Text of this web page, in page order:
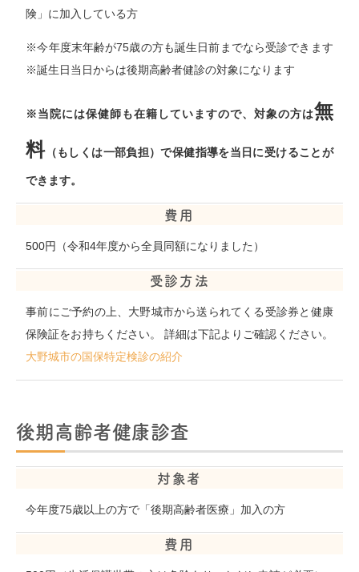
険」に加入している方
※今年度末年齢が75歳の方も誕生日前までなら受診できます
※誕生日当日からは後期高齢者健診の対象になります
※当院には保健師も在籍していますので、対象の方は無
料（もしくは一部負担）で保健指導を当日に受けることが
できます。
費用
500円（令和4年度から全員同額になりました）
受診方法
事前にご予約の上、大野城市から送られてくる受診券と健康
保険証をお持ちください。 詳細は下記よりご確認ください。
大野城市の国保特定検診の紹介
後期高齢者健康診査
対象者
今年度75歳以上の方で「後期高齢者医療」加入の方
費用